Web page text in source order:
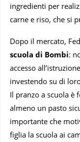
ingredienti per
carne e riso, che si
Dopo il mercato,
scuola di Bombi:
accesso
investendo su di
Il pranzo a scuola è
almeno un pasto
importante che
figlia la scuola ai